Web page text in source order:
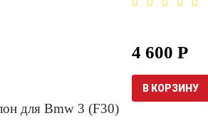
4 600 Р
В КОРЗИНУ